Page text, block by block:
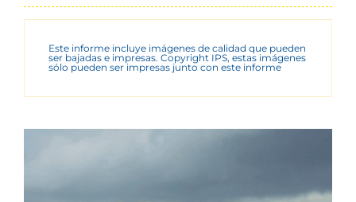
Este informe incluye imágenes de calidad que pueden
ser bajadas e impresas. Copyright IPS, estas imágenes
sólo pueden ser impresas junto con este informe